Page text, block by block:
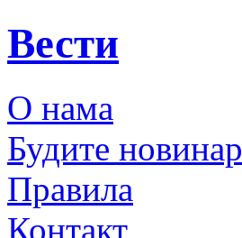
Вести
О нама
Будите новинар
Правила
Контакт